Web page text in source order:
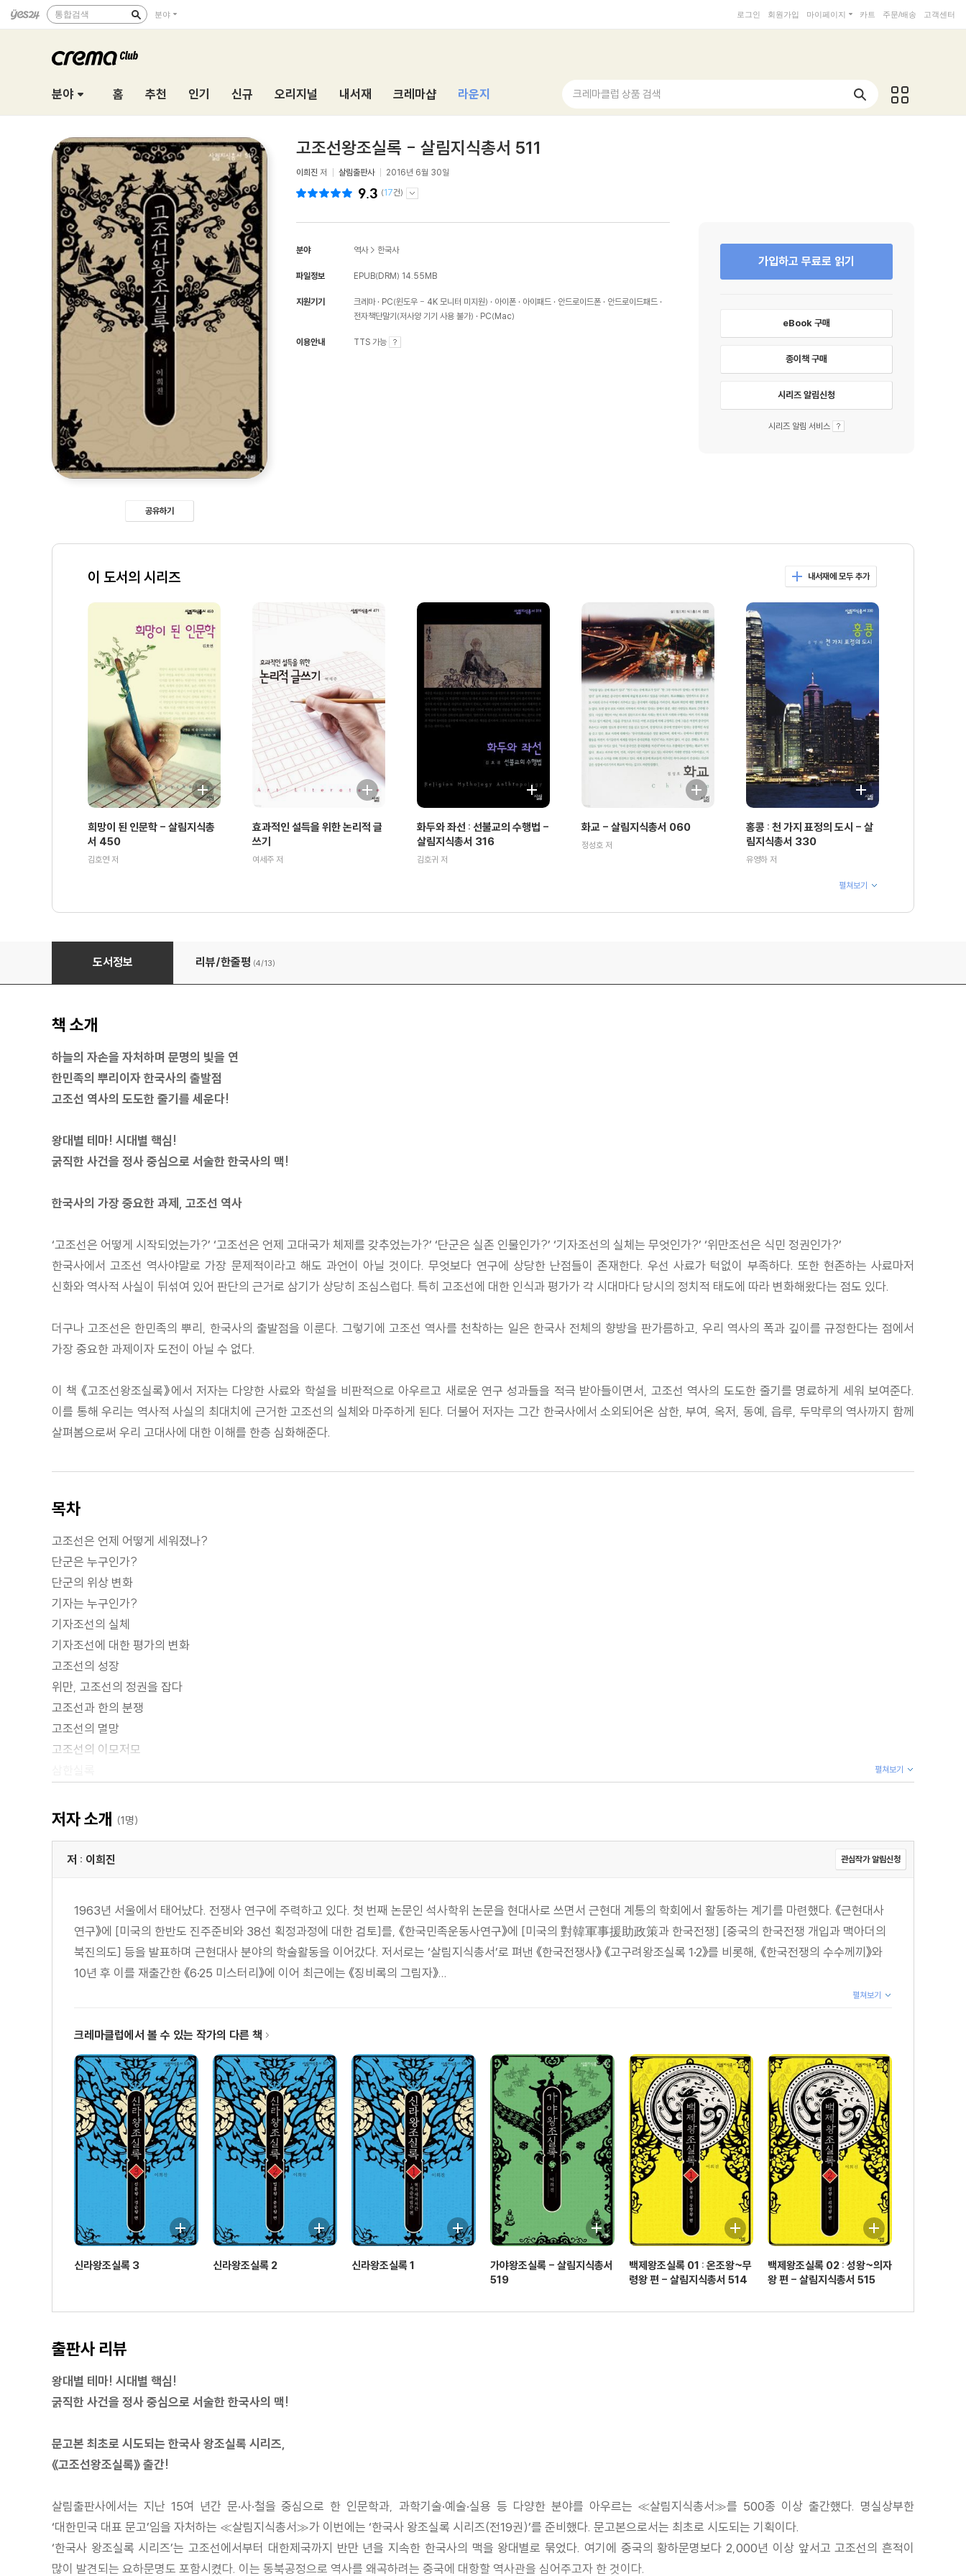
통합검색 분야 로그인 회원가입 마이페이지 카트 주문/배송 고객센터
분야 홈 추천 인기 신규 오리지널 내서재 크레마샵 라운지 크레마클럽 상품 검색
공유하기
고조선왕조실록 - 살림지식총서 511
이희진 저 살림출판사 2016년 6월 30일
9.3 (17건)
분야 역사> 한국사
파일정보 EPUB(DRM) 14.55MB
지원기기 크레마 PC(윈도우 - 4K 모니터 미지원) 아이폰 아이패드 안드로이드폰
안드로이드패드
전자책단말기(저사양 기기 사용 불가)
PC(Mac)
이용안내 TTS 가능
가입하고 무료로 읽기
eBook 구매
종이책 구매
시리즈 알림신청
시리즈 알림 서비스
이 도서의 시리즈 내서재에 모두 추가
희망이 된 인문학 - 살림지식총
서 450
김호연 저
효과적인 설득을 위한 논리적 글
쓰기
여세주 저
화두와 좌선 : 선불교의 수행법 -
살림지식총서 316
김호귀 저
화교 - 살림지식총서 060
정성호 저
홍콩 : 천 가지 표정의 도시 - 살
림지식총서 330
유영하 저
펼쳐보기
고조선왕조실록 - 살림지식총서 511
도서정보 리뷰/한줄평 (4/13)
책 소개
하늘의 자손을 자처하며 문명의 빛을 연
한민족의 뿌리이자 한국사의 출발점
고조선 역사의 도도한 줄기를 세운다!
왕대별 테마! 시대별 핵심!
굵직한 사건을 정사 중심으로 서술한 한국사의 맥!
한국사의 가장 중요한 과제, 고조선 역사
‘고조선은 어떻게 시작되었는가?’ ‘고조선은 언제 고대국가 체제를 갖추었는가?’ ‘단군은 실존 인물인가?’ ‘기자조선의 실체는 무엇인가?’ ‘위만조선은 식민 정권인가?’
한국사에서 고조선 역사야말로 가장 문제적이라고 해도 과언이 아닐 것이다. 무엇보다 연구에 상당한 난점들이 존재한다. 우선 사료가 턱없이 부족하다. 또한 현존하는 사료마저
신화와 역사적 사실이 뒤섞여 있어 판단의 근거로 삼기가 상당히 조심스럽다. 특히 고조선에 대한 인식과 평가가 각 시대마다 당시의 정치적 태도에 따라 변화해왔다는 점도 있다.
더구나 고조선은 한민족의 뿌리, 한국사의 출발점을 이룬다. 그렇기에 고조선 역사를 천착하는 일은 한국사 전체의 향방을 판가름하고, 우리 역사의 폭과 깊이를 규정한다는 점에서
가장 중요한 과제이자 도전이 아닐 수 없다.
이 책 《고조선왕조실록》에서 저자는 다양한 사료와 학설을 비판적으로 아우르고 새로운 연구 성과들을 적극 받아들이면서, 고조선 역사의 도도한 줄기를 명료하게 세워 보여준다.
이를 통해 우리는 역사적 사실의 최대치에 근거한 고조선의 실체와 마주하게 된다. 더불어 저자는 그간 한국사에서 소외되어온 삼한, 부여, 옥저, 동예, 읍루, 두막루의 역사까지 함께
살펴봄으로써 우리 고대사에 대한 이해를 한층 심화해준다.
목차
고조선은 언제 어떻게 세워졌나?
단군은 누구인가?
단군의 위상 변화
기자는 누구인가?
기자조선의 실체
기자조선에 대한 평가의 변화
고조선의 성장
위만, 고조선의 정권을 잡다
고조선과 한의 분쟁
고조선의 멸망
고조선의 이모저모
옥저실록
읍루실록
펼쳐보기
저자 소개 (1명)
저 : 이희진 관심작가 알림신청
1963년 서울에서 태어났다. 전쟁사 연구에 주력하고 있다. 첫 번째 논문인 석사학위 논문을 현대사로 쓰면서 근현대 계통의 학회에서 활동하는 계기를 마련했다. 《근현대사
연구》에 [미국의 한반도 진주준비와 38선 획정과정에 대한 검토]를, 《한국민족운동사연구》에 [미국의 對韓軍事援助政策과 한국전쟁] [중국의 한국전쟁 개입과 맥아더의
북진의도] 등을 발표하며 근현대사 분야의 학술활동을 이어갔다. 저서로는 ‘살림지식총서’로 펴낸 《한국전쟁사》 《고구려왕조실록 1·2》를 비롯해, 《한국전쟁의 수수께끼》와
10년 후 이를 재출간한 《6·25 미스터리》에 이어 최근에는 《징비록의 그림자》...
펼쳐보기
크레마클럽에서 볼 수 있는 작가의 다른 책
신라왕조실록 3 신라왕조실록 2 신라왕조실록 1
가야왕조실록 - 살림지식총서
519
백제왕조실록 01 : 온조왕~무
령왕 편 - 살림지식총서 514
백제왕조실록 02 : 성왕~의자
왕 편 - 살림지식총서 515
출판사 리뷰
왕대별 테마! 시대별 핵심!
굵직한 사건을 정사 중심으로 서술한 한국사의 맥!
문고본 최초로 시도되는 한국사 왕조실록 시리즈,
《고조선왕조실록》 출간!
살림출판사에서는 지난 15여 년간 문·사·철을 중심으로 한 인문학과, 과학기술·예술·실용 등 다양한 분야를 아우르는 ≪살림지식총서≫를 500종 이상 출간했다. 명실상부한
‘대한민국 대표 문고’임을 자처하는 ≪살림지식총서≫가 이번에는 ‘한국사 왕조실록 시리즈(전19권)’를 준비했다. 문고본으로서는 최초로 시도되는 기획이다.
‘한국사 왕조실록 시리즈’는 고조선에서부터 대한제국까지 반만 년을 지속한 한국사의 맥을 왕대별로 묶었다. 여기에 중국의 황하문명보다 2,000년 이상 앞서고 고조선의 흔적이
많이 발견되는 요하문명도 포함시켰다. 이는 동북공정으로 역사를 왜곡하려는 중국에 대항할 역사관을 심어주고자 한 것이다.